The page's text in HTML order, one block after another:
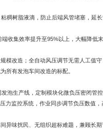
稠树脂液滴，防止后端风管堵塞，延长
收集效率提升至95%以上，大幅降低
模改造；全自动风压调节无需人工值守
所有发泡车间改造的标配。
泡生产线，定制模块化微负压密闭管
力监控系统，作业同步调节负压数值，
异味扰民、无组织超标难题，兼顾长